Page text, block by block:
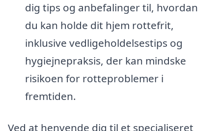
dig tips og anbefalinger til, hvordan
du kan holde dit hjem rottefrit,
inklusive vedligeholdelsestips og
hygiejnepraksis, der kan mindske
risikoen for rotteproblemer i
fremtiden.
Ved at henvende dig til et specialiseret